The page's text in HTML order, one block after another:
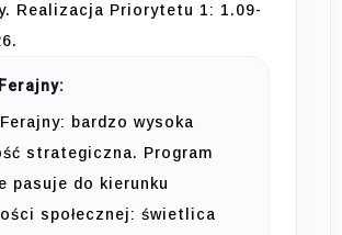
Realizacja Priorytetu 1: 1.09-
bardzo wysoka
strategiczna. Program
pasuje do kierunku
społecznej: świetlica